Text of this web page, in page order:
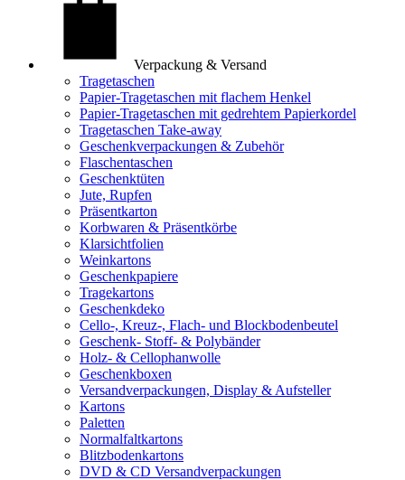
Verpackung & Versand
Tragetaschen
Papier-Tragetaschen mit flachem Henkel
Papier-Tragetaschen mit gedrehtem Papierkordel
Tragetaschen Take-away
Geschenkverpackungen & Zubehör
Flaschentaschen
Geschenktüten
Jute, Rupfen
Präsentkarton
Korbwaren & Präsentkörbe
Klarsichtfolien
Weinkartons
Geschenkpapiere
Tragekartons
Geschenkdeko
Cello-, Kreuz-, Flach- und Blockbodenbeutel
Geschenk- Stoff- & Polybänder
Holz- & Cellophanwolle
Geschenkboxen
Versandverpackungen, Display & Aufsteller
Kartons
Paletten
Normalfaltkartons
Blitzbodenkartons
DVD & CD Versandverpackungen